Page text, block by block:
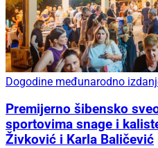
Dogodine međunarodno
Premijerno šibensko
sportovima snage i
Živković i Karla Baličević